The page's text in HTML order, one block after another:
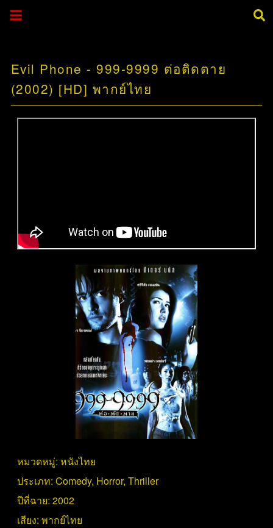
Evil Phone - 999-9999 ต่อติดตาย
(2002) [HD] พากย์ไทย
หมวดหมู่: หนังไทย
ประเภท: Comedy, Horror, Thriller
ปีที่ฉาย: 2002
เสียง: พากย์ไทย